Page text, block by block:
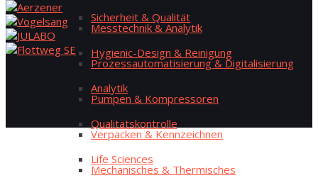
Sicher­heit & Qualität
Hygie­nic-Design & Reinigung
Ana­ly­tik
Qua­li­täts­kon­trol­le
Life Sci­en­ces
Mess­tech­nik & Analytik
Pro­zess­au­to­ma­ti­sie­rung & Digitalisierung
Pum­pen & Kompressoren
Ver­pa­cken & Kennzeichnen
Mecha­ni­sches & Thermisches